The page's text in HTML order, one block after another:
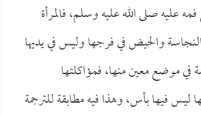
عليه صلى الله عليه وسلم، فالمرأة
والحيض في فرجها وليس في يديها
في موضع معين منها، فمؤاكلتها
ليس فيها بأس، وهذا فيه مطابقة للترجمة